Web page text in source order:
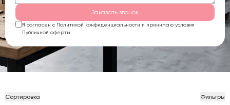
Заказать звонок
Я согласен с Политикой конфиденциальности и принимаю условия
Публичной оферты.
Сортировка Фильтры